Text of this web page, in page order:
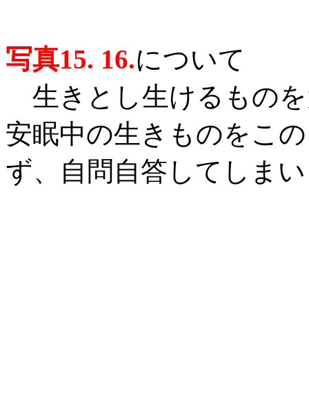
写真15. 16.について
生きとし生けるもの
安眠中の生きものをこ
ず、自問自答してしま